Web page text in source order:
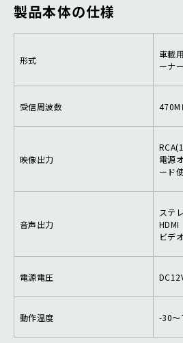
製品本体の仕様
形式
車載
ーナー
受信周波数 470M
映像出力
電源
ード
音声出力
ステ
ビデ
電源電圧
動作温度 -30